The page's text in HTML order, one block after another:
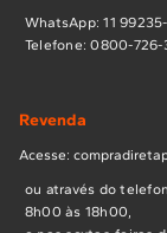
WhatsApp: 11
Telefone: 0800-726-
Revenda
Acesse:
ou através do
8h00 às 18h00,